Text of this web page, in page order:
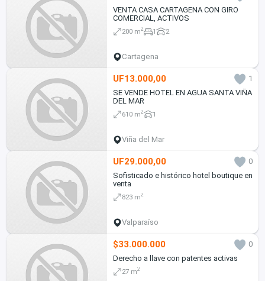
VENTA CASA CARTAGENA CON GIRO
COMERCIAL, ACTIVOS
200 m2 1 2
Cartagena
UF13.000,00
1
SE VENDE HOTEL EN AGUA SANTA VIÑA
DEL MAR
610 m2 1
Viña del Mar
UF29.000,00
0
Sofisticado e histórico hotel boutique en
venta
823 m2
Valparaíso
$33.000.000
0
Derecho a llave con patentes activas
27 m2